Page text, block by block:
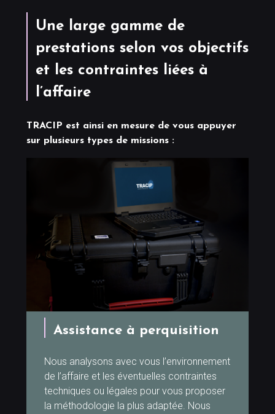
Une large gamme de
prestations selon vos objectifs
et les contraintes liées à
l’affaire
TRACIP est ainsi en mesure de vous appuyer
sur plusieurs types de missions :
Assistance à perquisition
Nous analysons avec vous l’environnement
de l’affaire et les éventuelles contraintes
techniques ou légales pour vous proposer
la méthodologie la plus adaptée. Nous